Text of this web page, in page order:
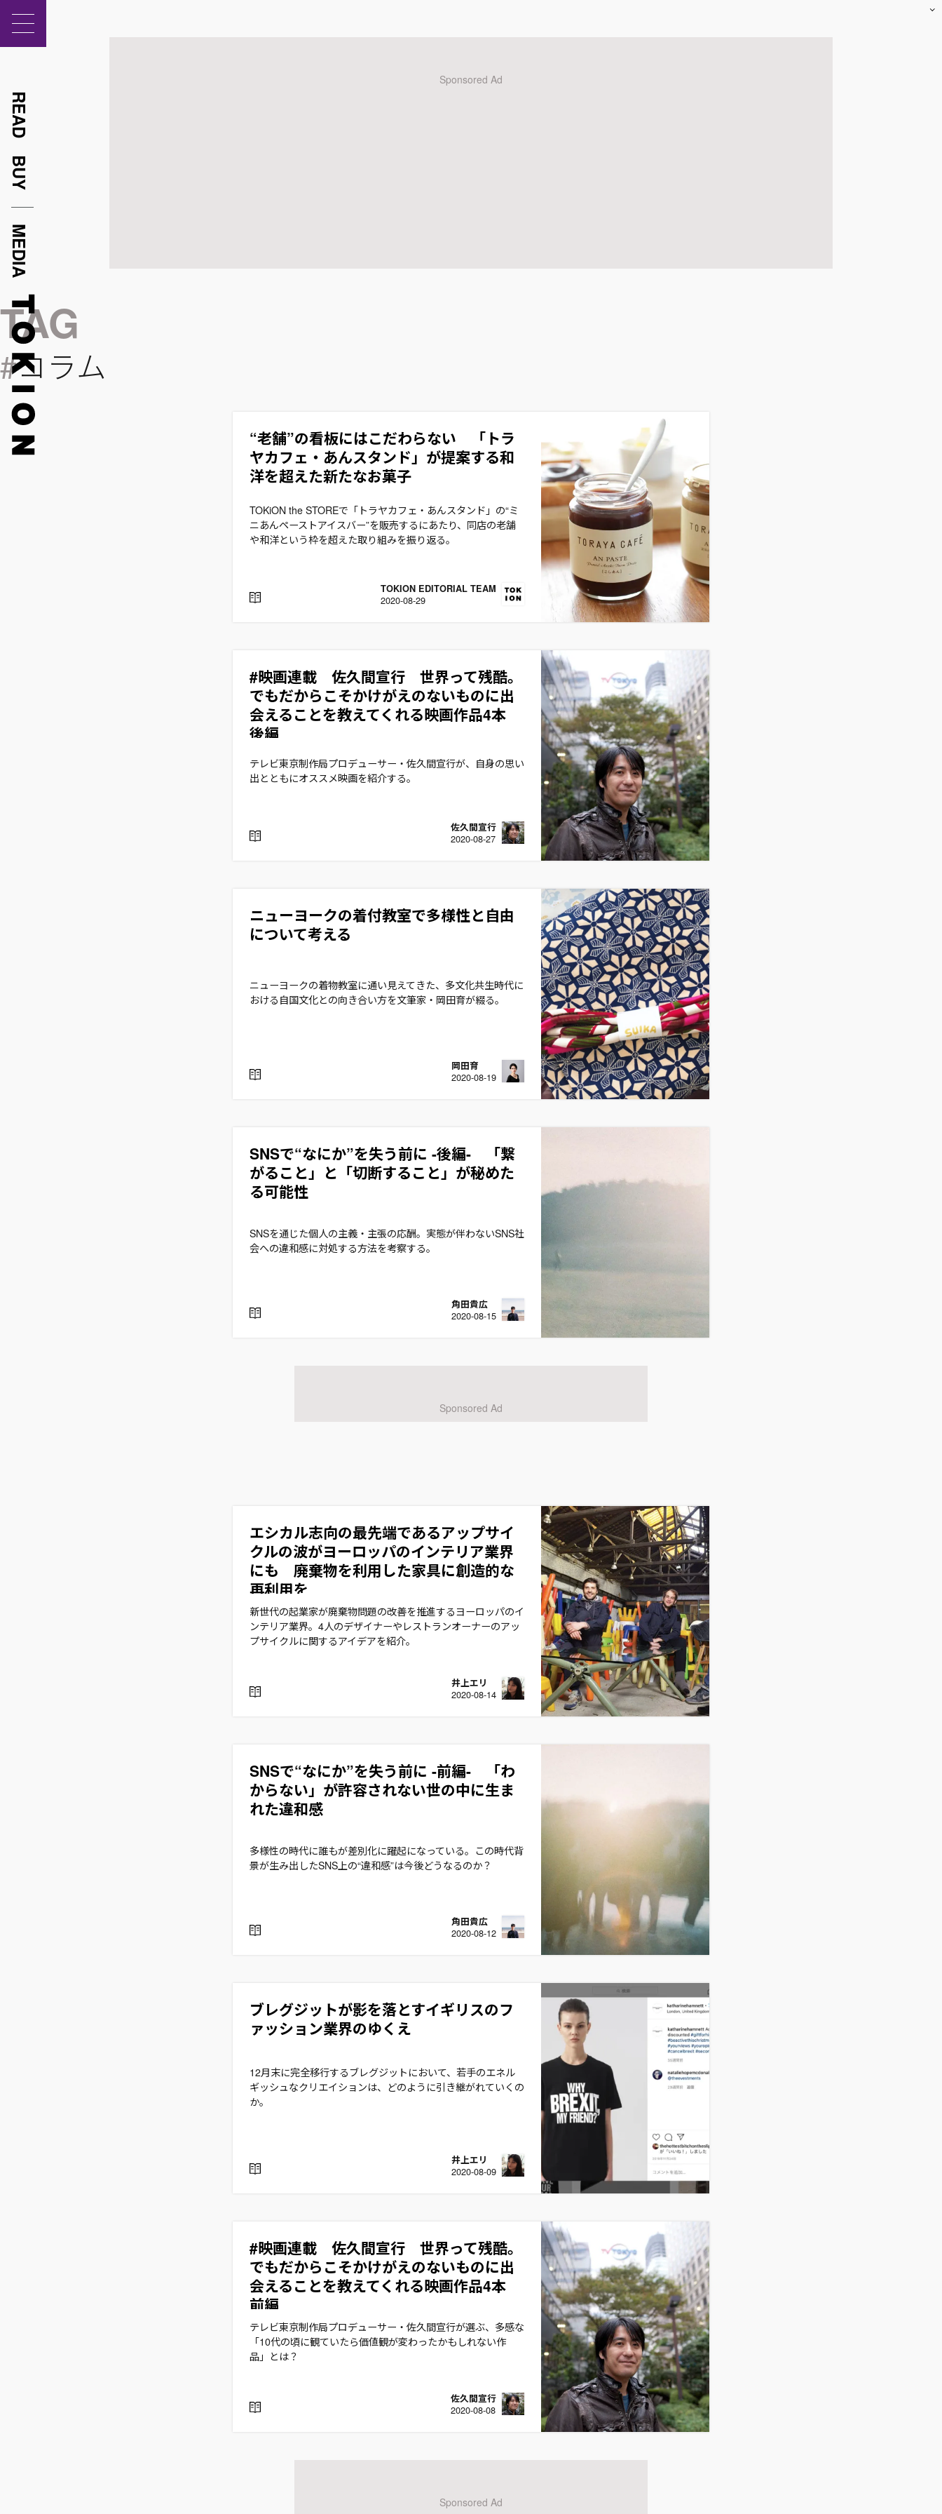
READ
BUY
MEDIA
コラム
“老舗”の看板にはこだわらない 「トラ
ヤカフェ・あんスタンド」が提案する和
洋を超えた新たなお菓子
TOKiON the STOREで「トラヤカフェ・あんスタンド」の“ミ
ニあんペーストアイスバー”を販売するにあたり、同店の老舗
や和洋という枠を超えた取り組みを振り返る。
TOKION EDITORIAL TEAM
2020-08-29
R
E
#映画連載 佐久間宣行 世界って残酷。
でもだからこそかけがえのないものに出
会えることを教えてくれる映画作品4本
後編
テレビ東京制作局プロデューサー・佐久間宣行が、自身の思い
出とともにオススメ映画を紹介する。
佐久間宣行
2020-08-27
ニューヨークの着付教室で多様性と自由
について考える
ニューヨークの着物教室に通い見えてきた、多文化共生時代に
おける自国文化との向き合い方を文筆家・岡田育が綴る。
岡田育
2020-08-19
R
E
SNSで“なにか”を失う前に -後編- 「繋
がること」と「切断すること」が秘めた
る可能性
SNSを通じた個人の主義・主張の応酬。実態が伴わないSNS社
会への違和感に対処する方法を考察する。
角田貴広
2020-08-15
R
E
エシカル志向の最先端であるアップサイ
クルの波がヨーロッパのインテリア業界
にも 廃棄物を利用した家具に創造的な
再利用を
新世代の起業家が廃棄物問題の改善を推進するヨーロッパのイ
ンテリア業界。4人のデザイナーやレストランオーナーのアッ
プサイクルに関するアイデアを紹介。
井上エリ
2020-08-14
SNSで“なにか”を失う前に -前編- 「わ
からない」が許容されない世の中に生ま
れた違和感
多様性の時代に誰もが差別化に躍起になっている。この時代背
景が生み出したSNS上の“違和感”は今後どうなるのか？
角田貴広
2020-08-12
R
E
ブレグジットが影を落とすイギリスのフ
ァッション業界のゆくえ
12月末に完全移行するブレグジットにおいて、若手のエネル
ギッシュなクリエイションは、どのように引き継がれていくの
か。
井上エリ
2020-08-09
R
E
#映画連載 佐久間宣行 世界って残酷。
でもだからこそかけがえのないものに出
会えることを教えてくれる映画作品4本
前編
テレビ東京制作局プロデューサー・佐久間宣行が選ぶ、多感な
「10代の頃に観ていたら価値観が変わったかもしれない作
品」とは？
佐久間宣行
2020-08-08